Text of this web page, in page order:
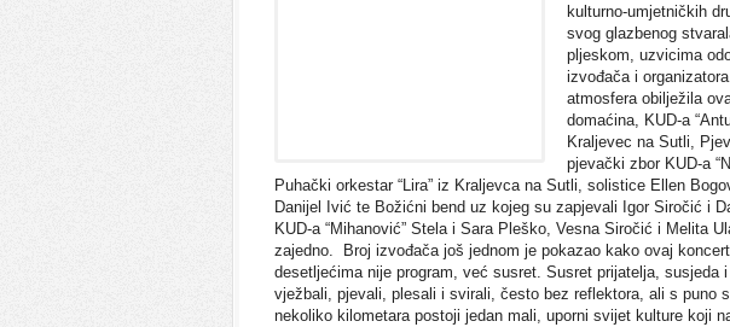
kulturno-umjetničkih
svog glazbenog
pljeskom, uzvicima
izvođača i
atmosfera obilježila
domaćina, KUD-a
Kraljevec na Sutli,
pjevački zbor KUD-a
Puhački orkestar “Lira” iz Kraljevca na Sutli, solistice Ellen
Danijel Ivić te Božićni bend uz kojeg su zapjevali Igor Siročić i
KUD-a “Mihanović” Stela i Sara Pleško, Vesna Siročić i Melita
zajedno. Broj izvođača još jednom je pokazao kako ovaj
desetljećima nije program, već susret. Susret prijatelja,
vježbali, pjevali, plesali i svirali, često bez reflektora, ali s puno
nekoliko kilometara postoji jedan mali, uporni svijet kulture koji